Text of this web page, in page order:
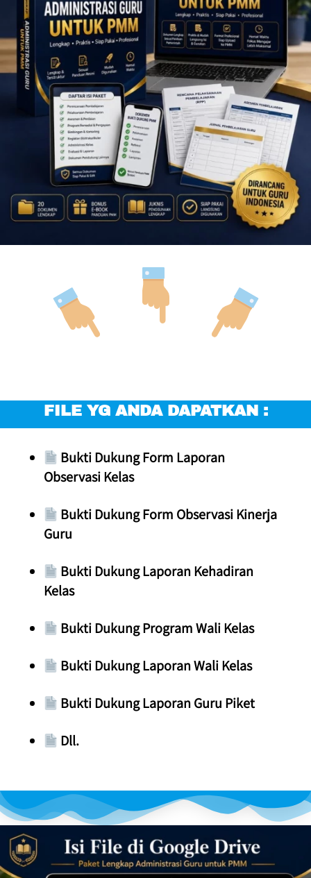
FILE YG ANDA DAPATKAN :
Bukti Dukung Form Laporan
Observasi Kelas
Bukti Dukung Form Observasi Kinerja
Guru
Bukti Dukung Laporan Kehadiran
Kelas
Bukti Dukung Program Wali Kelas
Bukti Dukung Laporan Wali Kelas
Bukti Dukung Laporan Guru Piket
Dll.